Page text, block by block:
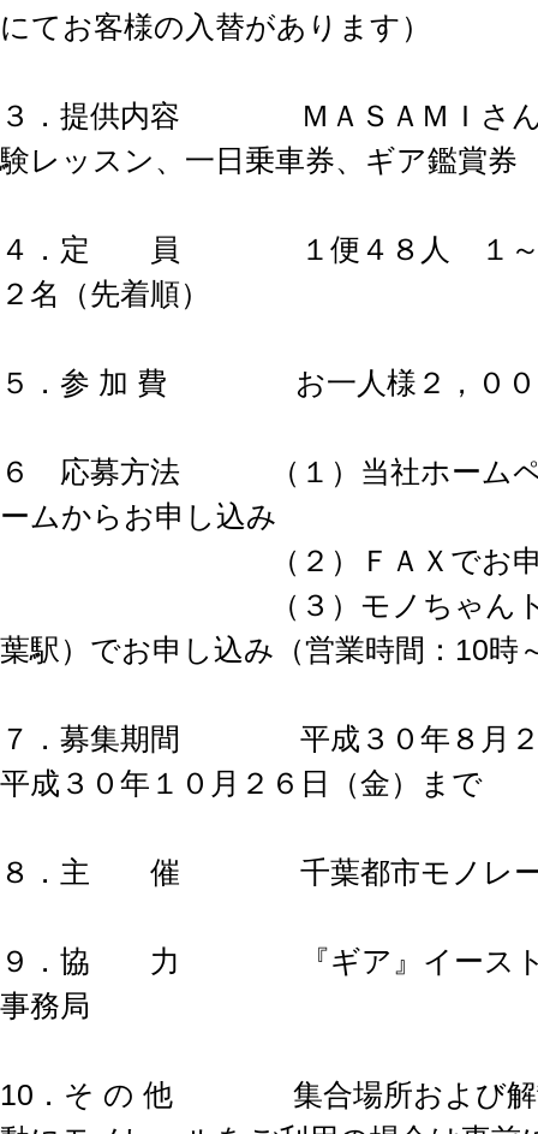
にてお客様の入替があります）
３．提供内容 ＭＡＳＡＭＩさん
験レッスン、一日乗車券、ギア鑑賞券
４．定 員 １便４８人 １～
２名（先着順）
５．参 加 費 お一人様２，００
６ 応募方法 （１）当社ホームペ
ームからお申し込み
（２）ＦＡＸでお申
（３）モノちゃんトラ
葉駅）でお申し込み（営業時間：10時
７．募集期間 平成３０年８月２
平成３０年１０月２６日（金）まで
８．主 催 千葉都市モノレー
９．協 力 『ギア』イースト
事務局
10．そ の 他 集合場所および解